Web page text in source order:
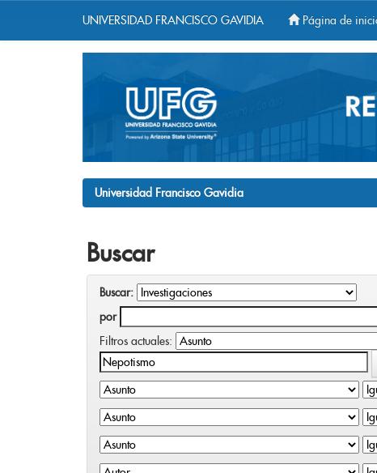
UNIVERSIDAD FRANCISCO GAVIDIA Página de
Universidad Francisco Gavidia
Buscar
Buscar:
por
Filtros actuales: